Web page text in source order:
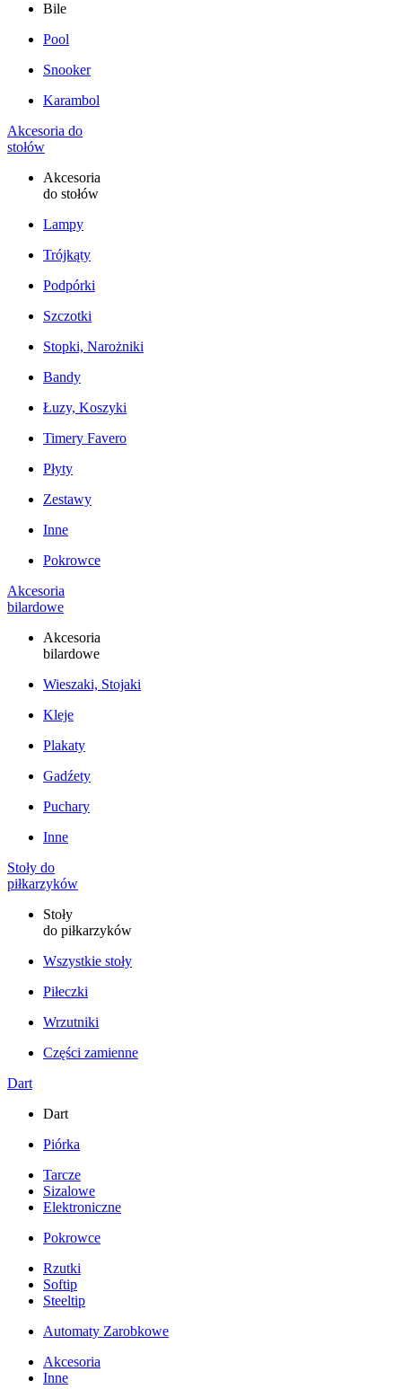
Bile
Pool
Snooker
Karambol
Akcesoria do
stołów
Akcesoria
do stołów
Lampy
Trójkąty
Podpórki
Szczotki
Stopki, Narożniki
Bandy
Łuzy, Koszyki
Timery Favero
Płyty
Zestawy
Inne
Pokrowce
Akcesoria
bilardowe
Akcesoria
bilardowe
Wieszaki, Stojaki
Kleje
Plakaty
Gadźety
Puchary
Inne
Stoły do
piłkarzyków
Stoły
do piłkarzyków
Wszystkie stoły
Piłeczki
Wrzutniki
Części zamienne
Dart
Dart
Piórka
Tarcze
Sizalowe
Elektroniczne
Pokrowce
Rzutki
Softip
Steeltip
Automaty Zarobkowe
Akcesoria
Inne